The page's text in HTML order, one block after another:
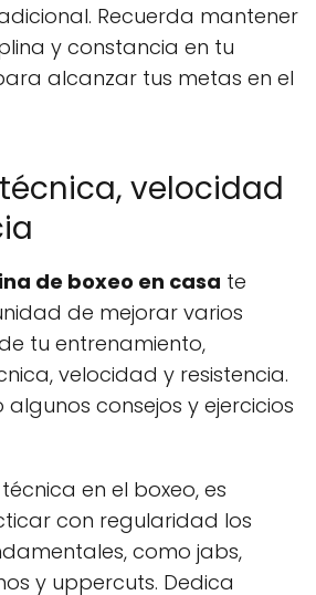
Recuerda mantener
y constancia en tu
alcanzar tus metas en el
velocidad
de boxeo en casa te
de mejorar varios
tu entrenamiento,
velocidad y resistencia.
consejos y ejercicios
en el boxeo, es
con regularidad los
como jabs,
y uppercuts. Dedica